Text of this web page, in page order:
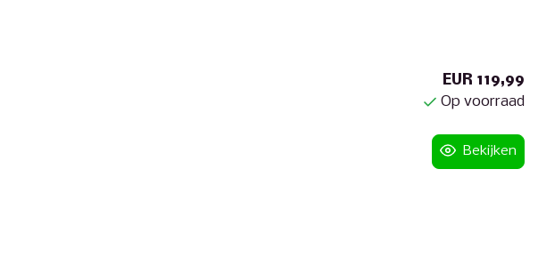
EUR 119,99
Op voorraad
Bekijken